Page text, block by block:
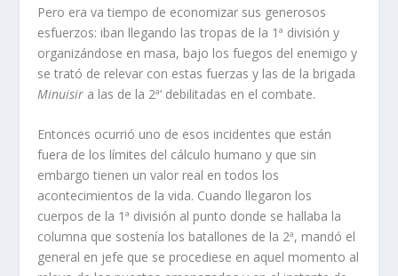
Pero era va tiempo de economizar sus generosos
esfuerzos: iban llegando las tropas de la 1ª división y
organizándose en masa, bajo los fuegos del enemigo y
se trató de relevar con estas fuerzas y las de la brigada
Minuisir a las de la 2ª’ debilitadas en el combate.
Entonces ocurrió uno de esos incidentes que están
fuera de los lí­mites del cálculo humano y que sin
embargo tienen un valor real en todos los
acontecimientos de la vida. Cuando llegaron los
cuerpos de la 1ª división al punto donde se hallaba la
columna que sostení­a los batallones de la 2ª, mandó el
general en jefe que se procediese en aquel momento al